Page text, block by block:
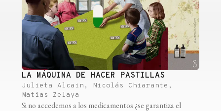
LA MÁQUINA DE HACER PASTILLAS
Julieta Alcain, Nicolás Chiarante,
Matías Zelaya
Si no accedemos a los medicamentos ¿se garantiza el